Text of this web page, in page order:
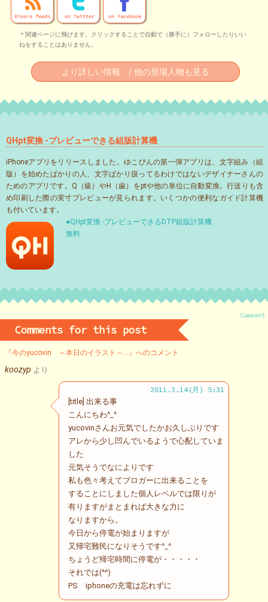
＊関連ページに飛びます。クリックすることで自動で（勝手に）フォローしたりいい
ねをすることはありません。
より詳しい情報 / 他の登場人物も見る
QHpt変換 -プレビューできる組版計算機
iPhoneアプリをリリースしました。ゆこびんの第一弾アプリは、文字組み（組
版）を始めたばかりの人、文字ばかり扱ってるわけではないデザイナーさんの
ためのアプリです。Q（級）やH（歯）をptや他の単位に自動変換。行送りも含
め印刷した際の実寸プレビューが見られます。いくつかの便利なガイド計算機
も付いています。
●QHpt変換 -プレビューできるDTP組版計算機
無料
Comment
Comments for this post
『今のyucovin ～本日のイラスト～…』へのコメント
koozyp より
2011.3.14(月) 5:31
[title] 出来る事
こんにちわ^_^
yucovinさんお元気でしたかお久しぶりです
アレから少し凹んでいるようで心配していま
した
元気そうでなによりです
私も色々考えてブロガーに出来ることを
することにしました個人レベルでは限りが
有りますがまとまれば大きな力に
なりますから。
今日から停電が始まりますが
又帰宅難民になりそうです^_^
ちょうど帰宅時間に停電が・・・・・
それでは(^^)
PS iphoneの充電は忘れずに